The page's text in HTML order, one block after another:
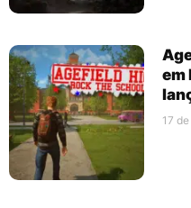
em
17